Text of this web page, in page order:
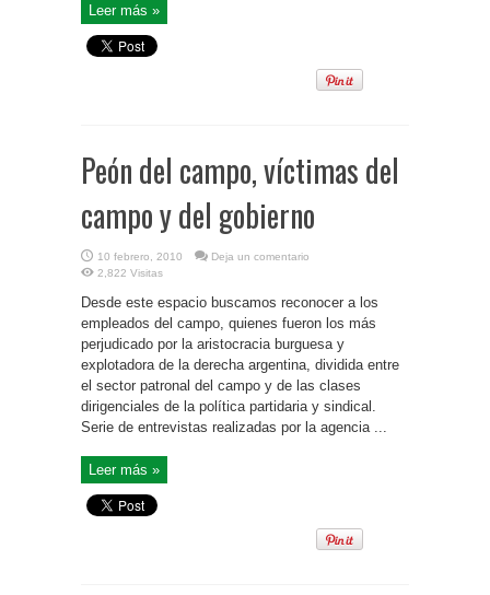
Leer más »
Peón del campo, víctimas del
campo y del gobierno
10 febrero, 2010
Deja un comentario
2,822 Visitas
Desde este espacio buscamos reconocer a los
empleados del campo, quienes fueron los más
perjudicado por la aristocracia burguesa y
explotadora de la derecha argentina, dividida entre
el sector patronal del campo y de las clases
dirigenciales de la política partidaria y sindical.
Serie de entrevistas realizadas por la agencia ...
Leer más »